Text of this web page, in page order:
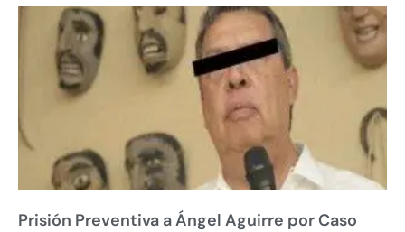
Prisión Preventiva a Ángel Aguirre por Caso